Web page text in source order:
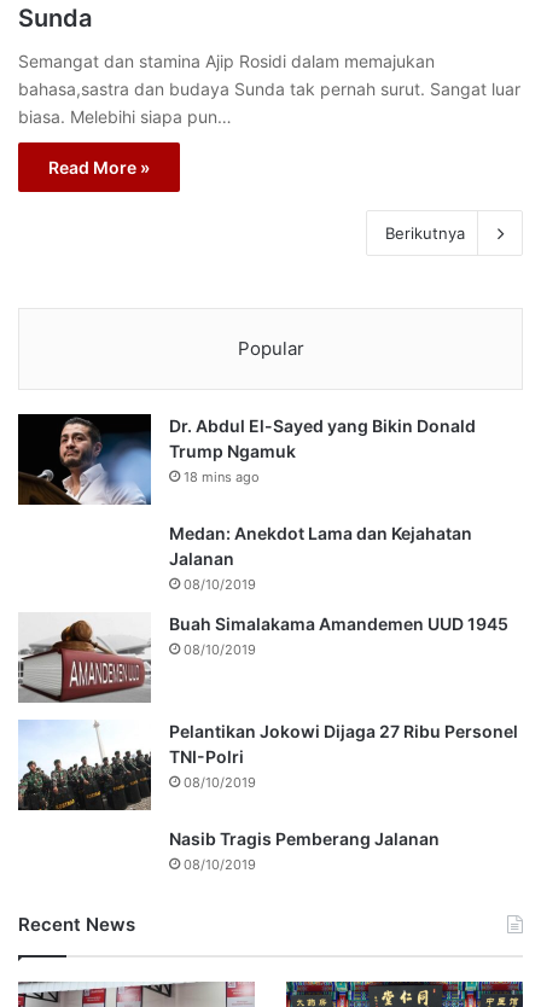
Sunda
Semangat dan stamina Ajip Rosidi dalam memajukan
bahasa,sastra dan budaya Sunda tak pernah surut. Sangat luar
biasa. Melebihi siapa pun…
Read More »
Berikutnya
Popular
Dr. Abdul El-Sayed yang Bikin Donald
Trump Ngamuk
18 mins ago
Medan: Anekdot Lama dan Kejahatan
Jalanan
08/10/2019
Buah Simalakama Amandemen UUD 1945
08/10/2019
Pelantikan Jokowi Dijaga 27 Ribu Personel
TNI-Polri
08/10/2019
Nasib Tragis Pemberang Jalanan
08/10/2019
Recent News